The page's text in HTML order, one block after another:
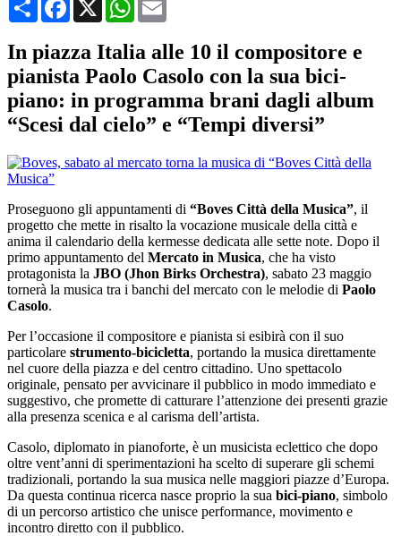
In piazza Italia alle 10 il compositore e
pianista Paolo Casolo con la sua bici-
piano: in programma brani dagli album
“Scesi dal cielo” e “Tempi diversi”
Proseguono gli appuntamenti di “Boves Città della Musica”, il
progetto che mette in risalto la vocazione musicale della città e
anima il calendario della kermesse dedicata alle sette note. Dopo il
primo appuntamento del Mercato in Musica, che ha visto
protagonista la JBO (Jhon Birks Orchestra), sabato 23 maggio
tornerà la musica tra i banchi del mercato con le melodie di Paolo
Casolo.
Per l’occasione il compositore e pianista si esibirà con il suo
particolare strumento-bicicletta, portando la musica direttamente
nel cuore della piazza e del centro cittadino. Uno spettacolo
originale, pensato per avvicinare il pubblico in modo immediato e
suggestivo, che promette di catturare l’attenzione dei presenti grazie
alla presenza scenica e al carisma dell’artista.
Casolo, diplomato in pianoforte, è un musicista eclettico che dopo
oltre vent’anni di sperimentazioni ha scelto di superare gli schemi
tradizionali, portando la sua musica nelle maggiori piazze d’Europa.
Da questa continua ricerca nasce proprio la sua bici-piano, simbolo
di un percorso artistico che unisce performance, movimento e
incontro diretto con il pubblico.